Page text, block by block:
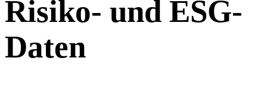
Risiko- und ESG-
Daten